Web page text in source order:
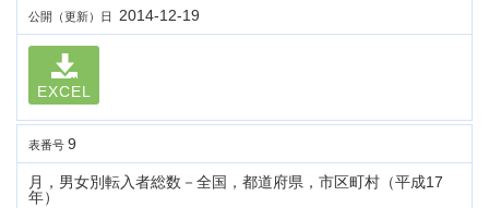
公開（更新）日 2014-12-19
EXCEL
表番号 9
月，男女別転入者総数－全国，都道府県，市区町村（平成17
年）